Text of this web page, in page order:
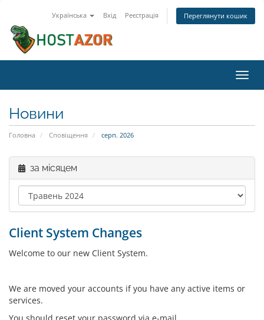
Українська Вхід Реєстрація Переглянути кошик
Новини
Головна Сповіщення серп. 2026
за місяцем
Client System Changes
Welcome to our new Client System.
We are moved your accounts if you have any active items or
services.